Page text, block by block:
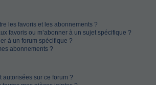
les favoris et les abonnements ?
favoris ou m’abonner à un sujet spécifique ?
à un forum spécifique ?
abonnements ?
sur ce forum ?